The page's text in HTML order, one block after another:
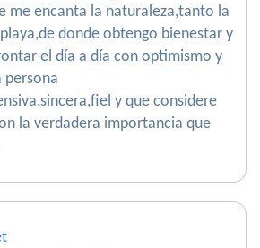
me encanta la naturaleza,tanto la
donde obtengo bienestar y
el día a día con optimismo y
persona
y que considere
la verdadera importancia que